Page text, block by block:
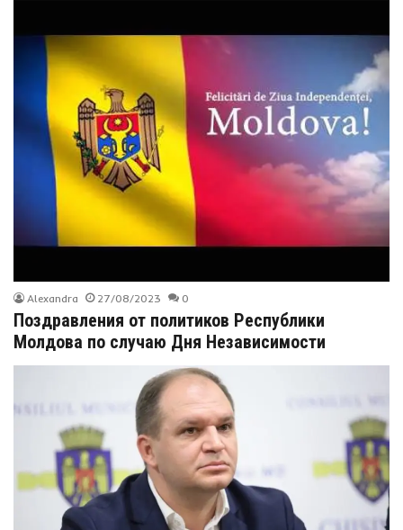
Alexandra 27/08/2023 0
Поздравления от политиков Республики
Молдова по случаю Дня Независимости